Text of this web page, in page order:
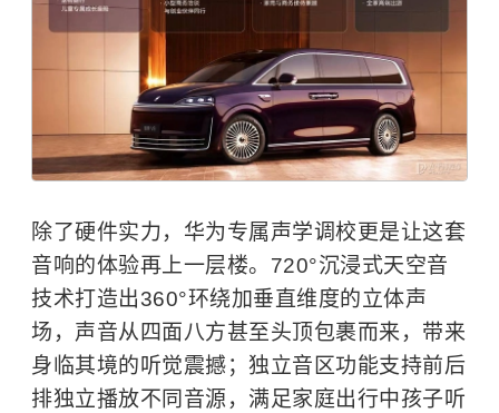
除了硬件实力，华为专属声学调校更是让这套
音响的体验再上一层楼。720°沉浸式天空音
技术打造出360°环绕加垂直维度的立体声
场，声音从四面八方甚至头顶包裹而来，带来
身临其境的听觉震撼；独立音区功能支持前后
排独立播放不同音源，满足家庭出行中孩子听